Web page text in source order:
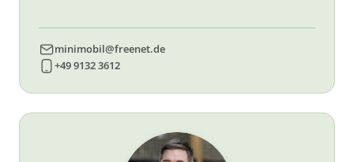
minimobil@freenet.de
+49 9132 3612